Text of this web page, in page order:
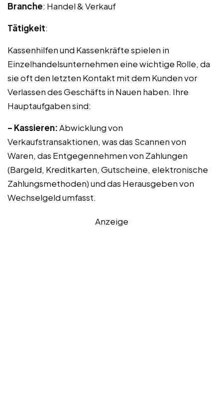
Branche: Handel & Verkauf
Tätigkeit:
Kassenhilfen und Kassenkräfte spielen in
Einzelhandelsunternehmen eine wichtige Rolle, da
sie oft den letzten Kontakt mit dem Kunden vor
Verlassen des Geschäfts in Nauen haben. Ihre
Hauptaufgaben sind:
– Kassieren:Abwicklung von
Verkaufstransaktionen, was das Scannen von
Waren, das Entgegennehmen von Zahlungen
(Bargeld, Kreditkarten, Gutscheine, elektronische
Zahlungsmethoden) und das Herausgeben von
Wechselgeld umfasst.
Anzeige